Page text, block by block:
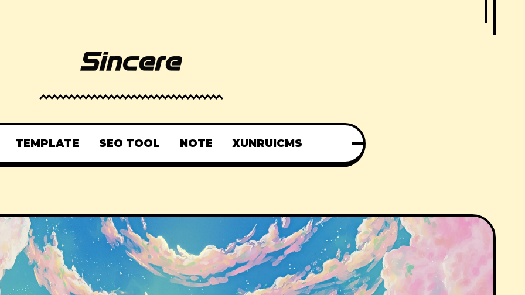
TEMPLATE SEO TOOL NOTE XUNRUICMS